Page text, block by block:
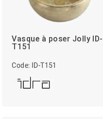
Vasque à poser Jolly ID-
T151
Code: ID-T151